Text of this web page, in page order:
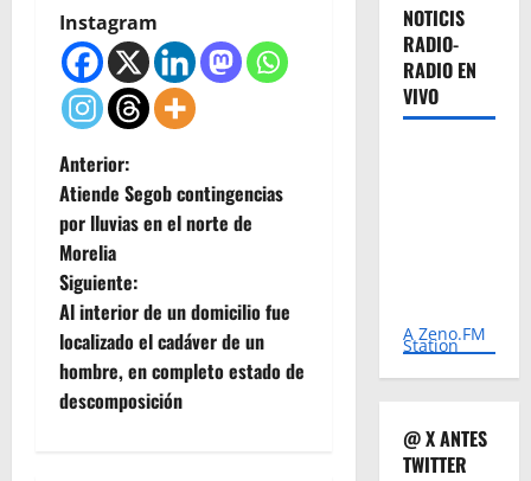
Instagram
N
a
v
e
g
a
Anterior:
Atiende Segob contingencias
por lluvias en el norte de
Morelia
Siguiente:
Al interior de un domicilio fue
localizado el cadáver de un
hombre, en completo estado de
descomposición
NOTICIS
RADIO-
RADIO EN
VIVO
A Zeno.FM
Station
@ X ANTES
TWITTER